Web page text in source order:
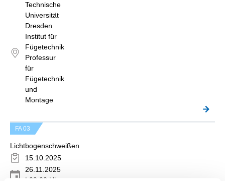
Technische
Universität
Dresden
Institut für
Fügetechnik
Professur
für
Fügetechnik
und
Montage
FA 03
Lichtbogenschweißen
15.10.2025
26.11.2025